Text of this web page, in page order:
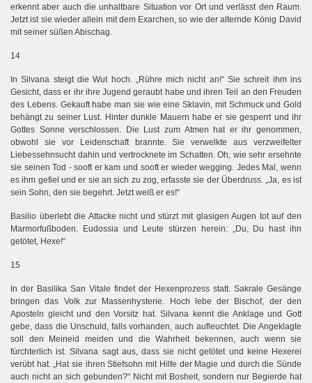
erkennt aber auch die unhaltbare Situation vor Ort und verlässt den Raum.
Jetzt ist sie wieder allein mit dem Exarchen, so wie der alternde König David
mit seiner süßen Abischag.
14
In Silvana steigt die Wut hoch. „Rühre mich nicht an!“ Sie schreit ihm ins
Gesicht, dass er ihr ihre Jugend geraubt habe und ihren Teil an den Freuden
des Lebens. Gekauft habe man sie wie eine Sklavin, mit Schmuck und Gold
behängt zu seiner Lust. Hinter dunkle Mauern habe er sie gesperrt und ihr
Gottes Sonne verschlossen. Die Lust zum Atmen hat er ihr genommen,
obwohl sie vor Leidenschaft brannte. Sie verwelkte aus verzweifelter
Liebessehnsucht dahin und vertrocknete im Schatten. Oh, wie sehr ersehnte
sie seinen Tod - sooft er kam und sooft er wieder wegging. Jedes Mal, wenn
es ihm gefiel und er sie an sich zu zog, erfasste sie der Überdruss. „Ja, es ist
sein Sohn, den sie begehrt. Jetzt weiß er es!“
Basilio überlebt die Attacke nicht und stürzt mit glasigen Augen tot auf den
Marmorfußboden. Eudossia und Leute stürzen herein: „Du, Du hast ihn
getötet, Hexe!“
15
In der Basilika San Vitale findet der Hexenprozess statt. Sakrale Gesänge
bringen das Volk zur Massenhysterie. Hoch lebe der Bischof, der den
Aposteln gleicht und den Vorsitz hat. Silvana kennt die Anklage und Gott
gebe, dass die Unschuld, falls vorhanden, auch aufleuchtet. Die Angeklagte
soll den Meineid meiden und die Wahrheit bekennen, auch wenn sie
fürchterlich ist. Silvana sagt aus, dass sie nicht getötet und keine Hexerei
verübt hat. „Hat sie ihren Stiefsohn mit Hilfe der Magie und durch die Sünde
auch nicht an sich gebunden?“ Nicht mit Bosheit, sondern nur Begierde hat